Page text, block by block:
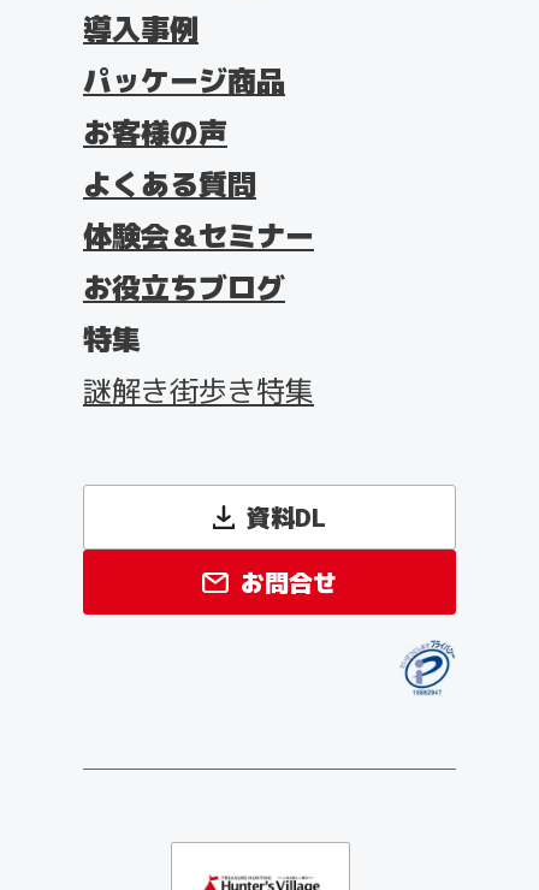
導入事例
パッケージ商品
お客様の声
よくある質問
体験会＆セミナー
お役立ちブログ
特集
謎解き街歩き特集
資料DL
お問合せ